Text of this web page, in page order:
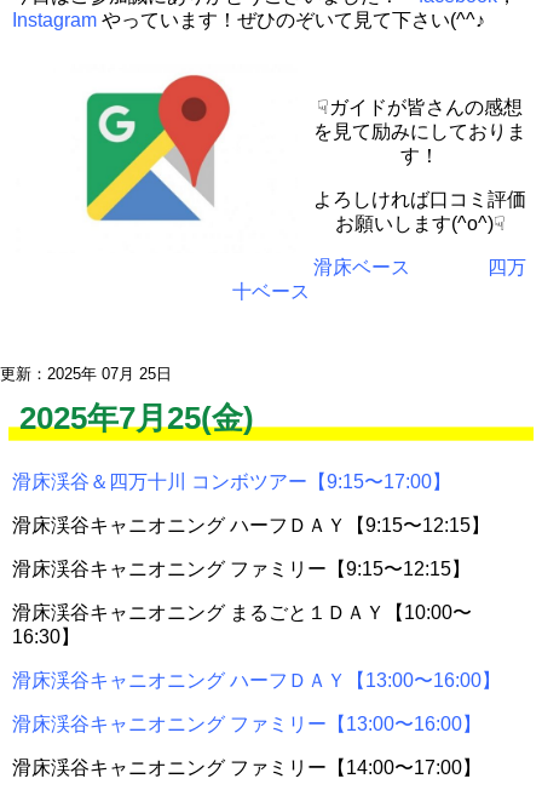
Instagram やっています！ぜひのぞいて見て下さい(^^♪
☟ガイドが皆さんの感想
を見て励みにしておりま
す！
よろしければ口コミ評価
お願いします(^o^)☟
滑床ベース
四万
十ベース
更新：2025年 07月 25日
2025年7月25(金)
滑床渓谷＆四万十川 コンボツアー【9:15〜17:00】
滑床渓谷キャニオニング ハーフＤＡＹ【9:15〜12:15】
滑床渓谷キャニオニング ファミリー【9:15〜12:15】
滑床渓谷キャニオニング まるごと１ＤＡＹ【10:00〜
16:30】
滑床渓谷キャニオニング ハーフＤＡＹ【13:00〜16:00】
滑床渓谷キャニオニング ファミリー【13:00〜16:00】
滑床渓谷キャニオニング ファミリー【14:00〜17:00】